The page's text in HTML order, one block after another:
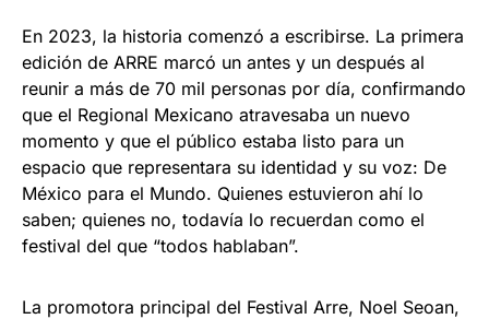
En 2023, la historia comenzó a escribirse. La primera
edición de ARRE marcó un antes y un después al
reunir a más de 70 mil personas por día, confirmando
que el Regional Mexicano atravesaba un nuevo
momento y que el público estaba listo para un
espacio que representara su identidad y su voz: De
México para el Mundo. Quienes estuvieron ahí lo
saben; quienes no, todavía lo recuerdan como el
festival del que “todos hablaban”.
La promotora principal del Festival Arre, Noel Seoan,